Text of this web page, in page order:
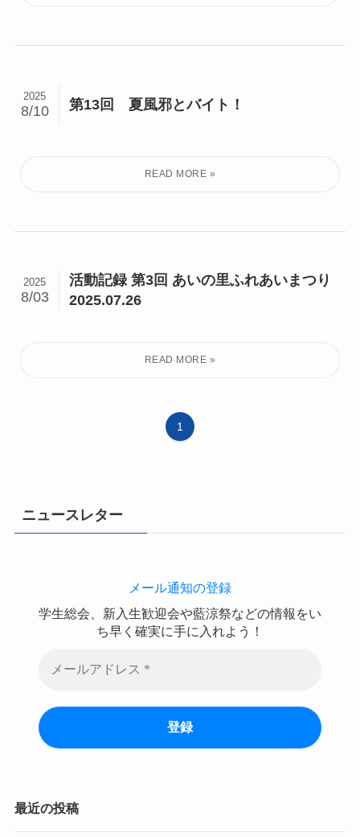
第13回 夏風邪とバイト！
2025
8/10
活動記録 第3回 あいの里ふれあいまつり
2025.07.26
2025
8/03
1
ニュースレター
メール通知の登録
学生総会、新入生歓迎会や藍涼祭などの情報をい
ち早く確実に手に入れよう！
最近の投稿